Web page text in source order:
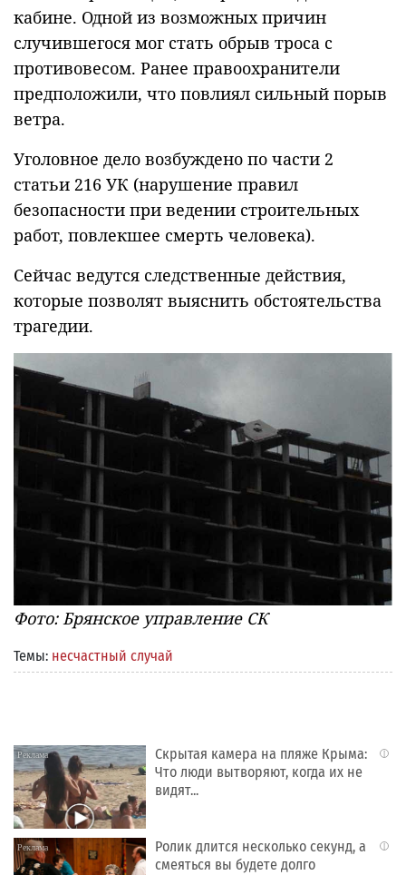
кабине. Одной из возможных причин
случившегося мог стать обрыв троса с
противовесом. Ранее правоохранители
предположили, что повлиял сильный порыв
ветра.
Уголовное дело возбуждено по части 2
статьи 216 УК (нарушение правил
безопасности при ведении строительных
работ, повлекшее смерть человека).
Сейчас ведутся следственные действия,
которые позволят выяснить обстоятельства
трагедии.
Фото: Брянское управление СК
Темы: несчастный случай
i
Скрытая камера на пляже Крыма:
Что люди вытворяют, когда их не
видят...
i
Ролик длится несколько секунд, а
смеяться вы будете долго